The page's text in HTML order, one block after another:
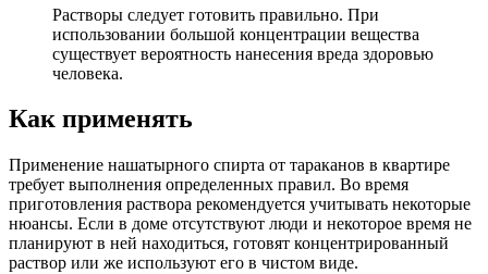
Растворы следует готовить правильно. При
использовании большой концентрации вещества
существует вероятность нанесения вреда здоровью
человека.
Как применять
Применение нашатырного спирта от тараканов в квартире
требует выполнения определенных правил. Во время
приготовления раствора рекомендуется учитывать некоторые
нюансы. Если в доме отсутствуют люди и некоторое время не
планируют в ней находиться, готовят концентрированный
раствор или же используют его в чистом виде.